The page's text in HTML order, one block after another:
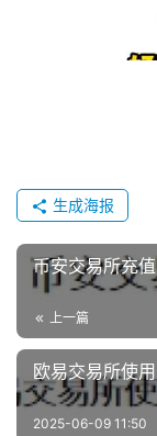
生成海报
币安交易所充
上一篇
欧易交易所使
2025-06-09 11:50